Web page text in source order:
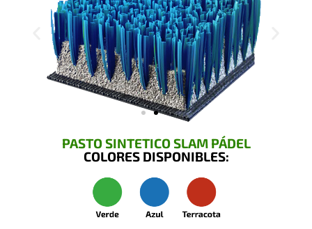
PASTO SINTETICO SLAM PÁDEL
COLORES DISPONIBLES: